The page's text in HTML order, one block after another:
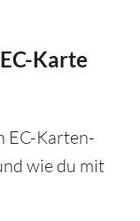
Karte
EC-Karten-
wie du mit